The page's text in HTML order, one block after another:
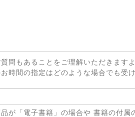
問もあることをご理解いただきます
時間の指定はどのような場合でも受
が「電子書籍」の場合や 書籍の付